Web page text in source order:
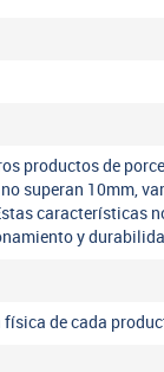
productos de
superan 10mm,
características
y
de cada